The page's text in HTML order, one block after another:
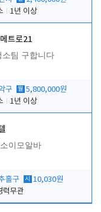
1년 이상
트로21
소팀 구합니다
구 월 5,800,000원
1년 이상
이모알바
홀구 시
10,030원
력무관